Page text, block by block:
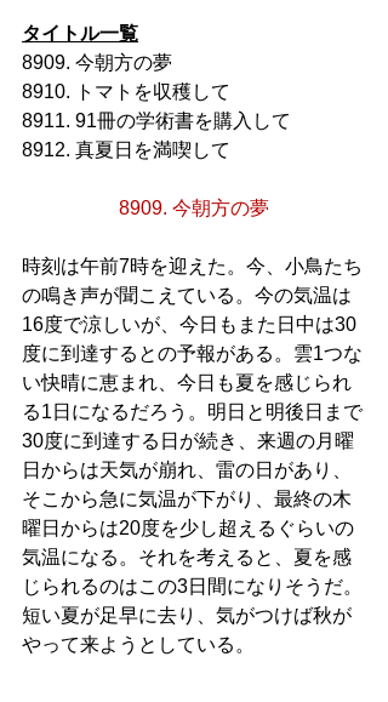
タイトル一覧
8909. 今朝方の夢
8910. トマトを収穫して
8911. 91冊の学術書を購入して
8912. 真夏日を満喫して
8909. 今朝方の夢
時刻は午前7時を迎えた。今、小鳥たち
の鳴き声が聞こえている。今の気温は
16度で涼しいが、今日もまた日中は30
度に到達するとの予報がある。雲1つな
い快晴に恵まれ、今日も夏を感じられ
る1日になるだろう。明日と明後日まで
30度に到達する日が続き、来週の月曜
日からは天気が崩れ、雷の日があり、
そこから急に気温が下がり、最終の木
曜日からは20度を少し超えるぐらいの
気温になる。それを考えると、夏を感
じられるのはこの3日間になりそうだ。
短い夏が足早に去り、気がつけば秋が
やって来ようとしている。